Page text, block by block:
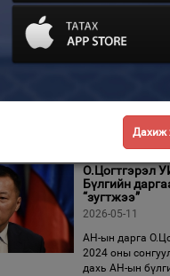
2026-05-11
салбарт хэрэгжүүлэхээр
мэдлэг, ур чадварын
О.Цогтгэрэл
Бүлгийн
“зугтжээ”
2026-05-11
АН-ын дарга
2024 оны
дахь АН-ын
Дахиж